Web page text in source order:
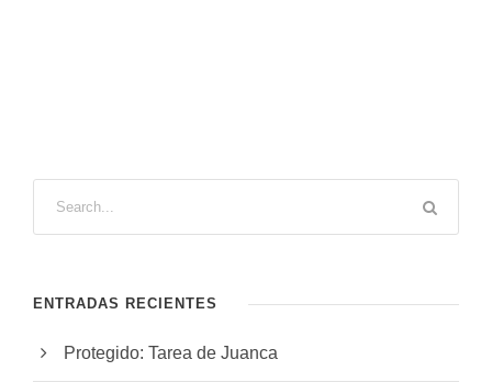
ENTRADAS RECIENTES
Protegido: Tarea de Juanca